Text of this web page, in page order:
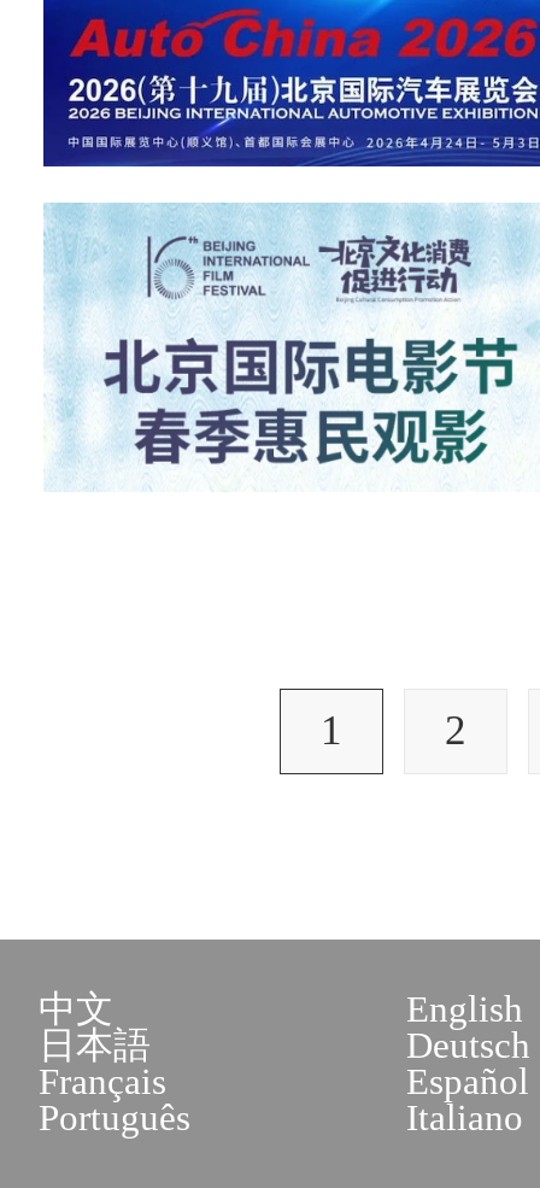
1 2
中文
English
日本語
Deutsch
Français
Español
Português
Italiano